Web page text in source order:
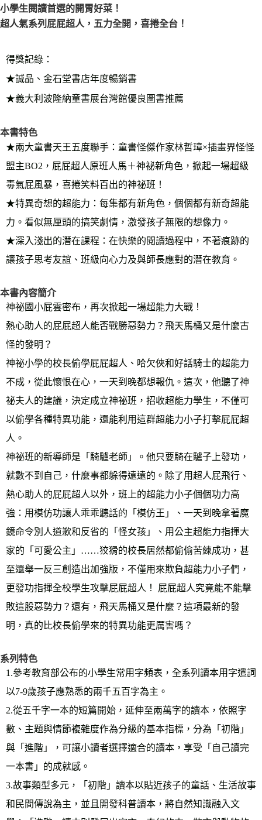
付款後7-11取貨
每筆NT$60，滿NT$799(含以上)免運費
每筆NT$70，滿NT$799(含以上)免運費
離島宅配
每筆NT$200，滿NT$99,999(含以上)免運費
雜誌海外運費 查看運費
數位商品海外免運 查看運費
小學生閱讀首選的開胃好菜！
超人氣系列屁屁超人，五力全開，喜捲全台！
得獎記錄：
★誠品、金石堂書店年度暢銷書
★義大利波隆納童書展台灣館優良圖書推薦
本書特色
★兩大童書天王五度聯手：童書怪傑作家林哲璋×插畫界怪怪
盟主BO2，屁屁超人原班人馬＋神祕新角色，掀起一場超級
毒氣屁風暴，喜捲笑料百出的神祕班！
★特異奇想的超能力：每集都有新角色，個個都有新奇超能
力。看似無厘頭的搞笑劇情，激發孩子無限的想像力。
★深入淺出的潛在課程：在快樂的閱讀過程中，不著痕跡的
讓孩子思考友誼、班級向心力及與師長應對的潛在教育。
本書內容簡介
神祕國小屁雲密布，再次掀起一場超能力大戰！
熱心助人的屁屁超人能否戰勝惡勢力？飛天馬桶又是什麼古
怪的發明？
神祕小學的校長偷學屁屁超人、哈欠俠和好話騎士的超能力
不成，從此懷恨在心，一天到晚都想報仇。這次，他聽了神
祕夫人的建議，決定成立神祕班，招收超能力學生，不僅可
以偷學各種特異功能，還能利用這群超能力小子打擊屁屁超
人。
神祕班的新導師是「騎驢老師」。他只要騎在驢子上發功，
就數不到自己，什麼事都躲得遠遠的。除了用超人屁飛行、
熱心助人的屁屁超人以外，班上的超能力小子個個功力高
強：用模仿功讓人乖乖聽話的「模仿王」、一天到晚拿著魔
鏡命令別人道歉和反省的「怪女孩」、用公主超能力指揮大
家的「可愛公主」……狡猾的校長居然都偷偷苦練成功，甚
至還舉一反三創造出加強版，不僅用來欺負超能力小子們，
更發功指揮全校學生攻擊屁屁超人！ 屁屁超人究竟能不能擊
敗這股惡勢力？還有，飛天馬桶又是什麼？這項最新的發
明，真的比校長偷學來的特異功能更厲害嗎？
系列特色
1.參考教育部公布的小學生常用字頻表，全系列讀本用字遣詞
以7-9歲孩子應熟悉的兩千五百字為主。
2.從五千字一本的短篇開始，延伸至兩萬字的讀本，依照字
數、主題與情節複雜度作為分級的基本指標，分為「初階」
與「進階」，可讓小讀者選擇適合的讀本，享受「自己讀完
一本書」的成就感。
3.故事類型多元，「初階」讀本以貼近孩子的童話、生活故事
和民間傳說為主，並且開發科普讀本，將自然知識融入文